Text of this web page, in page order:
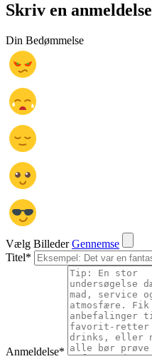
Skriv en anmeldelse
Din Bedømmelse
Vælg Billeder Gennemse
Titel*
Anmeldelse*